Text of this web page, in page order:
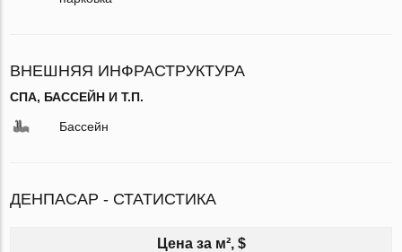
ВНЕШНЯЯ ИНФРАСТРУКТУРА
СПА, БАССЕЙН И Т.П.
Бассейн
ДЕНПАСАР - СТАТИСТИКА
Цена за м², $